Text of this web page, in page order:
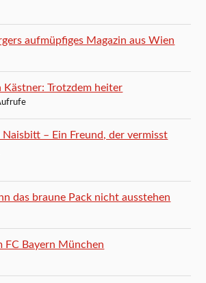
aufmüpfiges Magazin aus Wien
Kästner: Trotzdem heiter
Naisbitt – Ein Freund, der vermisst
das braune Pack nicht ausstehen
FC Bayern München